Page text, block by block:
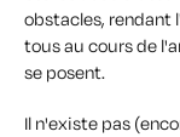
obstacles, rendant
tous au cours de
se posent.
Il n'existe pas